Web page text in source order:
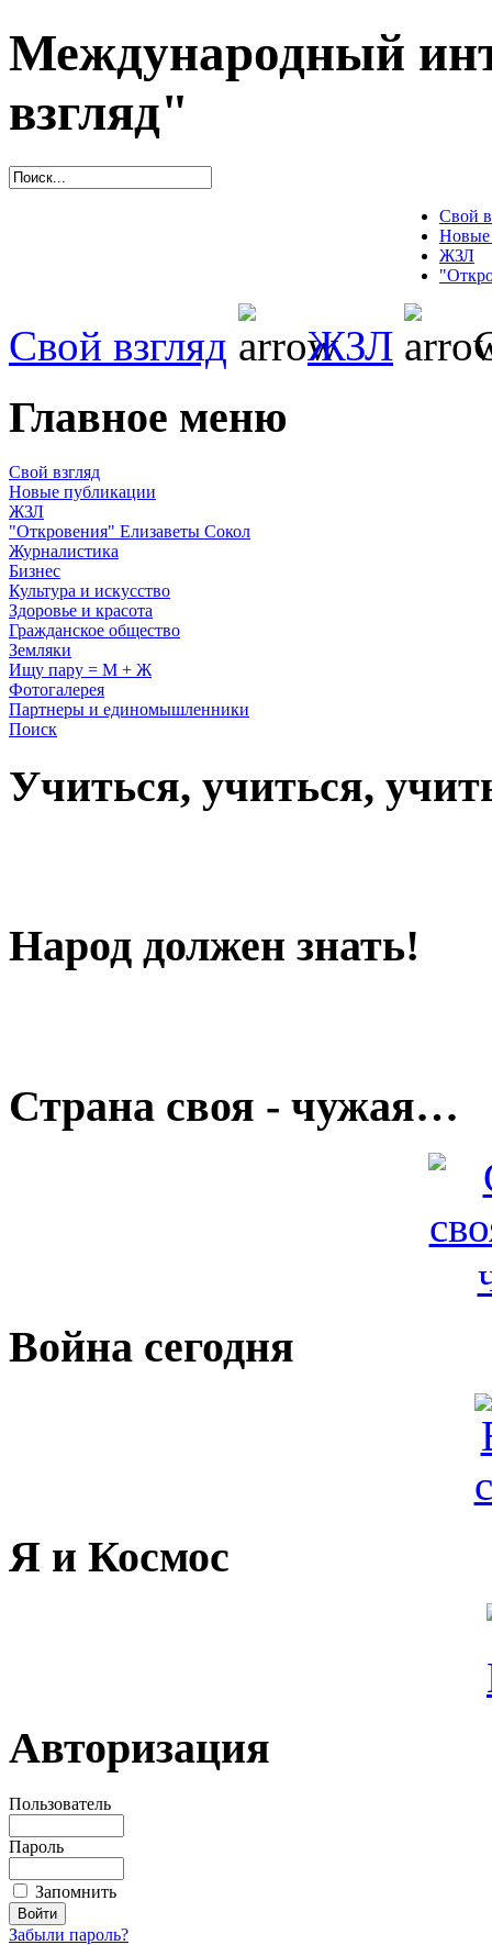
Международный
взгляд"
Свой
Новые
ЖЗЛ
Свой взгляд ЖЗЛ
Главное меню
Свой взгляд
Новые публикации
ЖЗЛ
"Откровения" Елизаветы Сокол
Журналистика
Бизнес
Культура и искусство
Здоровье и красота
Гражданское общество
Земляки
Ищу пару = М + Ж
Фотогалерея
Партнеры и единомышленники
Поиск
Учиться, учиться,
Народ должен знать!
Страна своя - чужая…
Война сегодня
Я и Космос
Авторизация
Пользователь
Пароль
Запомнить
Забыли пароль?